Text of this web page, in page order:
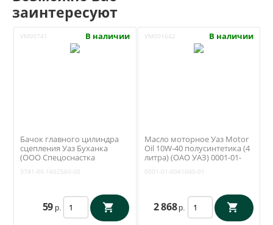
заинтересуют
УМ00741 В наличии
Бачок главного цилиндра
сцепления Уаз Буханка
(ООО Спецоснастка
3741-00-1602560-00
59 р.
УМ001642 В наличии
Масло моторное Уаз Motor
Oil 10W-40 полусинтетика (4
литра) (ОАО УАЗ) 0001-01-
0001-01-0041040-01
2 868 р.